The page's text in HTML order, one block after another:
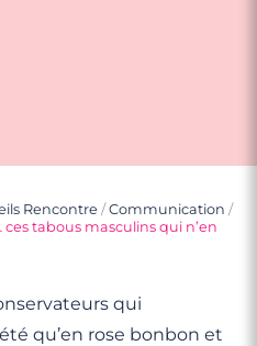
Rencontre /Communication /
tabous masculins qui n’en
qui
qu’en rose bonbon et